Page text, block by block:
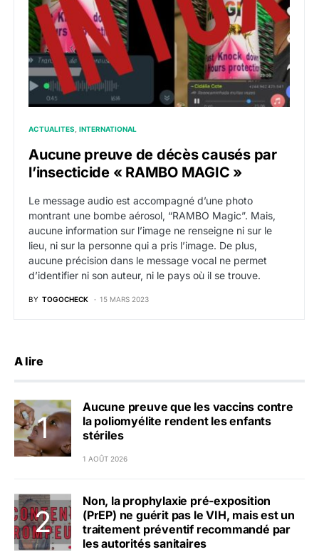
ACTUALITES INTERNATIONAL
Aucune preuve de décès causés par
l’insecticide « RAMBO MAGIC »
Le message audio est accompagné d’une photo
montrant une bombe aérosol, “RAMBO Magic”. Mais,
aucune information sur l’image ne renseigne ni sur le
lieu, ni sur la personne qui a pris l’image. De plus,
aucune précision dans le message vocal ne permet
d’identifier ni son auteur, ni le pays où il se trouve.
BY TOGOCHECK 15 MARS 2023
A lire
Aucune preuve que les vaccins contre
la poliomyélite rendent les enfants
stériles
1 AOÛT 2026
Non, la prophylaxie pré-exposition
(PrEP) ne guérit pas le VIH, mais est un
traitement préventif recommandé par
les autorités sanitaires